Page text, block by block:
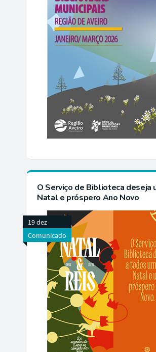
O Serviço de Biblioteca deseja
Natal e próspero Ano Novo
19 dez
Comunicado